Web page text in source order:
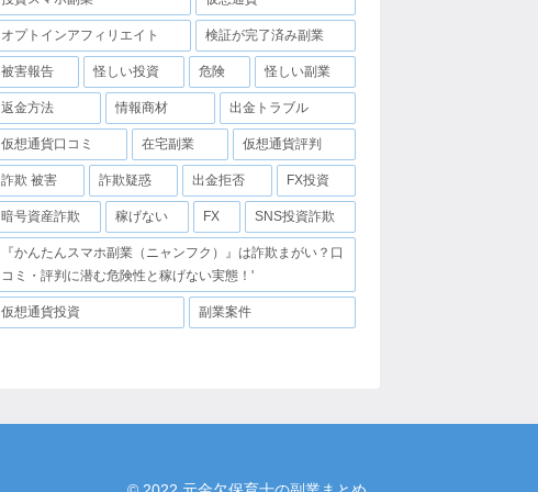
オプトインアフィリエイト 検証が完了済み副業
被害報告 怪しい投資 危険 怪しい副業
返金方法 情報商材 出金トラブル
仮想通貨口コミ 在宅副業 仮想通貨評判
詐欺 被害 詐欺疑惑 出金拒否 FX投資
暗号資産詐欺 稼げない FX SNS投資詐欺
『かんたんスマホ副業（ニャンフク）』は詐欺まがい？口
コミ・評判に潜む危険性と稼げない実態！'
仮想通貨投資 副業案件